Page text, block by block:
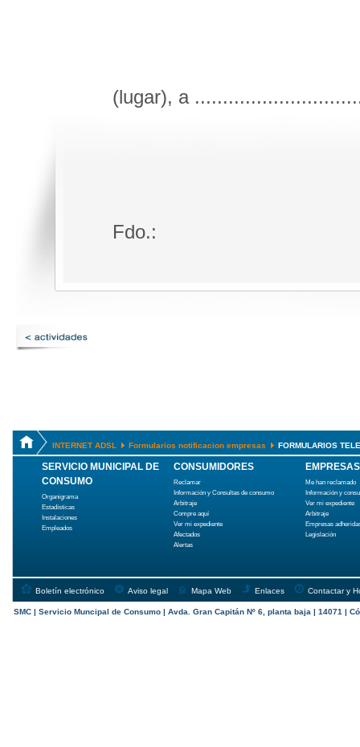
(lugar), a
Fdo.:
INTERNET ADSL Formularios notificacion empresas FORMULARIOS
SERVICIO MUNICIPAL DE
CONSUMO
Organigrama
Estadísticas
Instalaciones
Empleados
CONSUMIDORES
Reclamar
Información y Consultas de consumo
Arbitraje
Compre aquí
Ver mi expediente
Afectados
Alertas
EMPRESAS
Me han reclamado
Información y
Ver mi expediente
Arbitraje
Empresas
Legislación
Boletín electrónico Aviso legal Mapa Web Enlaces Contactar y
SMC | Servicio Muncipal de Consumo | Avda. Gran Capitán Nº 6, planta baja | 14071 |